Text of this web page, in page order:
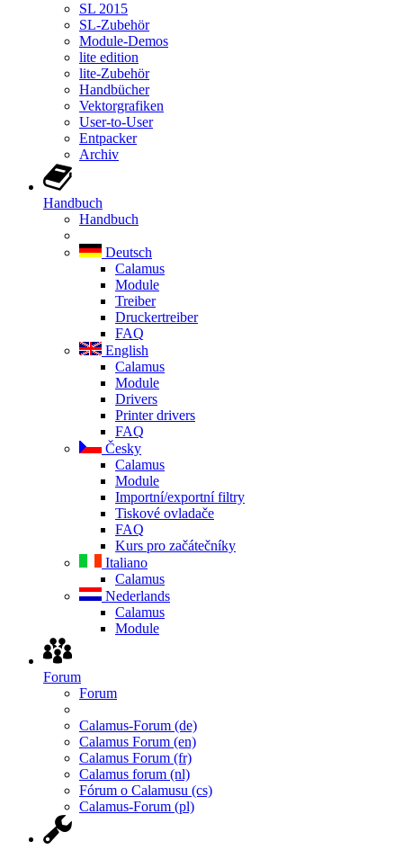
SL 2015
SL-Zubehör
Module-Demos
lite edition
lite-Zubehör
Handbücher
Vektorgrafiken
User-to-User
Entpacker
Archiv
Handbuch
Handbuch
Deutsch
Calamus
Module
Treiber
Druckertreiber
FAQ
English
Calamus
Module
Drivers
Printer drivers
FAQ
Česky
Calamus
Module
Importní/exportní filtry
Tiskové ovladače
FAQ
Kurs pro začátečníky
Italiano
Calamus
Nederlands
Calamus
Module
Forum
Forum
Calamus-Forum (de)
Calamus Forum (en)
Calamus Forum (fr)
Calamus forum (nl)
Fórum o Calamusu (cs)
Calamus-Forum (pl)